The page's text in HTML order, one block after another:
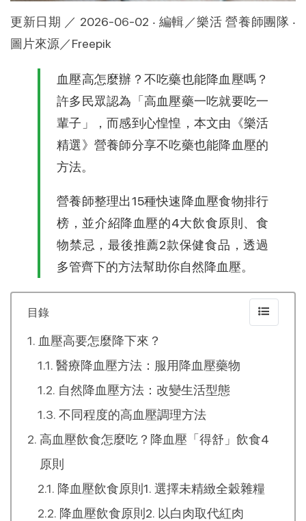
更新日期 ／ 2026-06-02 ‧ 編輯／樂活 營養師團隊 ‧
圖片來源／Freepik
血壓高怎麼辦？不吃藥也能降血壓嗎？
許多民眾認為「高血壓藥一吃就要吃一
輩子」，而感到心惶惶，本文由《樂活
精選》營養師分享不吃藥也能降血壓的
方法。
營養師整理出15種快速降血壓食物排行
榜，並介紹降血壓的4大飲食原則、食
物禁忌，最後推薦2款保健食品，透過
多管齊下的方法幫助你自然降血壓。
目錄
血壓高要怎麼降下來？
醫療降血壓方法：服用降血壓藥物
自然降血壓方法：改變生活型態
不同程度的高血壓調理方法
高血壓飲食怎麼吃？降血壓「得舒」飲食4
原則
降血壓飲食原則1. 選擇未精緻全穀雜糧
降血壓飲食原則2. 以白肉取代紅肉